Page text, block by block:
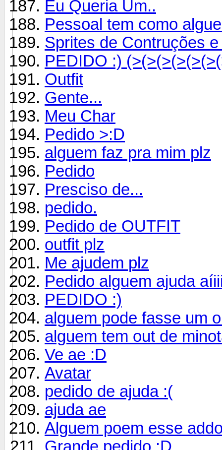
Eu Queria Um..
Pessoal tem como
Sprites de Contruções
PEDIDO :)
Outfit
Gente...
Meu Char
Pedido >:D
alguem faz pra mim plz
Pedido
Presciso de...
pedido.
Pedido de OUTFIT
outfit plz
Me ajudem plz
Pedido alguem ajuda
PEDIDO :)
alguem pode fasse um
alguem tem out de
Ve ae :D
Avatar
pedido de ajuda :(
ajuda ae
Alguem poem esse
Grande pedido :D